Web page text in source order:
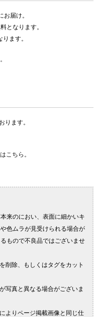
お届け。
となります。
ます。
ります。
こちら。